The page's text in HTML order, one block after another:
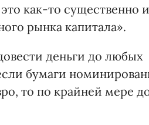
как-то существенно
рынка капитала».
деньги до любых
бумаги
то по крайней мере